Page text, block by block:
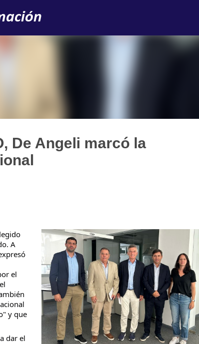
Ir al contenido principal
De Angeli marcó la
A
el
y que
dar el